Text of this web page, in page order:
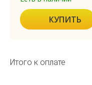
КУПИТЬ
Итого к оплате